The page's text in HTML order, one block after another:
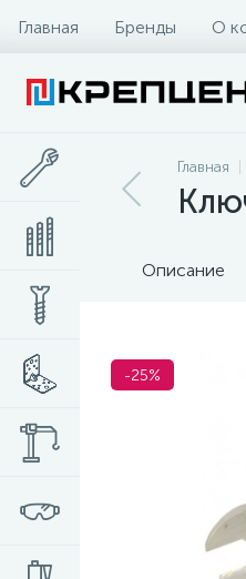
Главная Бренды О
Главная
Описание
-25%